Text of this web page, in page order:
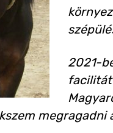
2021-
megragadni